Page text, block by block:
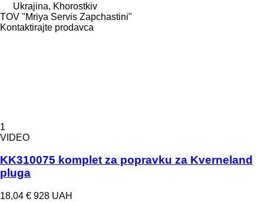
Ukrajina, Khorostkiv
TOV "Mriya Servis Zapchastini"
Kontaktirajte prodavca
1
VIDEO
KK310075 komplet za popravku za Kverneland
pluga
18,04 € 928 UAH